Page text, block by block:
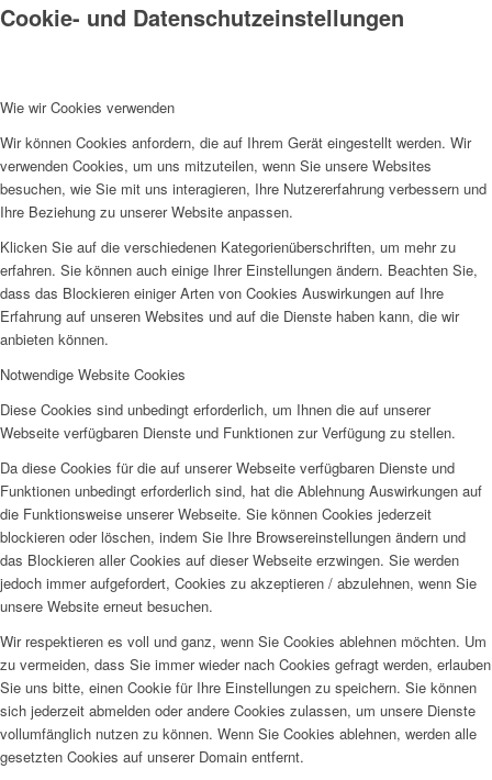
Cookie- und Datenschutzeinstellungen
Wie wir Cookies verwenden
Wir können Cookies anfordern, die auf Ihrem Gerät eingestellt werden. Wir
verwenden Cookies, um uns mitzuteilen, wenn Sie unsere Websites
besuchen, wie Sie mit uns interagieren, Ihre Nutzererfahrung verbessern und
Ihre Beziehung zu unserer Website anpassen.
Klicken Sie auf die verschiedenen Kategorienüberschriften, um mehr zu
erfahren. Sie können auch einige Ihrer Einstellungen ändern. Beachten Sie,
dass das Blockieren einiger Arten von Cookies Auswirkungen auf Ihre
Erfahrung auf unseren Websites und auf die Dienste haben kann, die wir
anbieten können.
Notwendige Website Cookies
Diese Cookies sind unbedingt erforderlich, um Ihnen die auf unserer
Webseite verfügbaren Dienste und Funktionen zur Verfügung zu stellen.
Da diese Cookies für die auf unserer Webseite verfügbaren Dienste und
Funktionen unbedingt erforderlich sind, hat die Ablehnung Auswirkungen auf
die Funktionsweise unserer Webseite. Sie können Cookies jederzeit
blockieren oder löschen, indem Sie Ihre Browsereinstellungen ändern und
das Blockieren aller Cookies auf dieser Webseite erzwingen. Sie werden
jedoch immer aufgefordert, Cookies zu akzeptieren / abzulehnen, wenn Sie
unsere Website erneut besuchen.
Wir respektieren es voll und ganz, wenn Sie Cookies ablehnen möchten. Um
zu vermeiden, dass Sie immer wieder nach Cookies gefragt werden, erlauben
Sie uns bitte, einen Cookie für Ihre Einstellungen zu speichern. Sie können
sich jederzeit abmelden oder andere Cookies zulassen, um unsere Dienste
vollumfänglich nutzen zu können. Wenn Sie Cookies ablehnen, werden alle
gesetzten Cookies auf unserer Domain entfernt.